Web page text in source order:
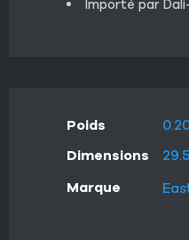
Importé par
Poids
Dimensions
Marque